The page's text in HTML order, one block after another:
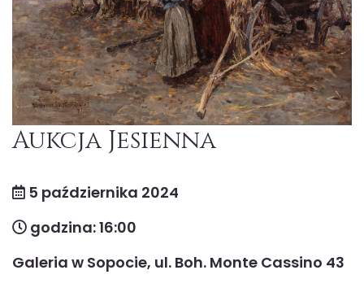
Aukcja Jesienna
5 października 2024
godzina: 16:00
Galeria w Sopocie, ul. Boh. Monte Cassino 43